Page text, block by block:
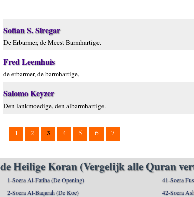
Sofian S. Siregar
De Erbarmer, de Meest Barmhartige.
Fred Leemhuis
de erbarmer, de barmhartige,
Salomo Keyzer
Den lankmoedige, den albarmhartige.
1 2 3 4 5 6 7
de Heilige Koran (Vergelijk alle Quran
1-Soera Al-Fatiha (De Opening)
2-Soera Al-Baqarah (De Koe)
41-Soera
42-Soera